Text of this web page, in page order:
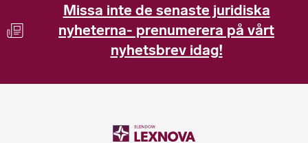
Missa inte de senaste juridiska
nyheterna- prenumerera på vårt
nyhetsbrev idag!